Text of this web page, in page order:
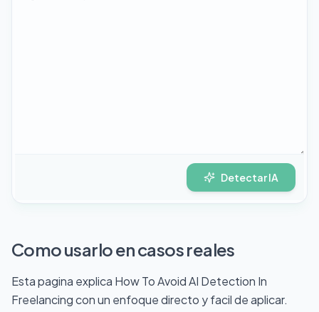
Detectar IA
Como usarlo en casos reales
Esta pagina explica How To Avoid AI Detection In
Freelancing con un enfoque directo y facil de aplicar.